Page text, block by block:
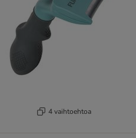
4 vaihtoehtoa